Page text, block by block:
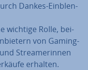
Dankes-Ein­blen­
wichtige Rolle, bei­
von Gaming-
Strea­me­rin­nen
erhalten.